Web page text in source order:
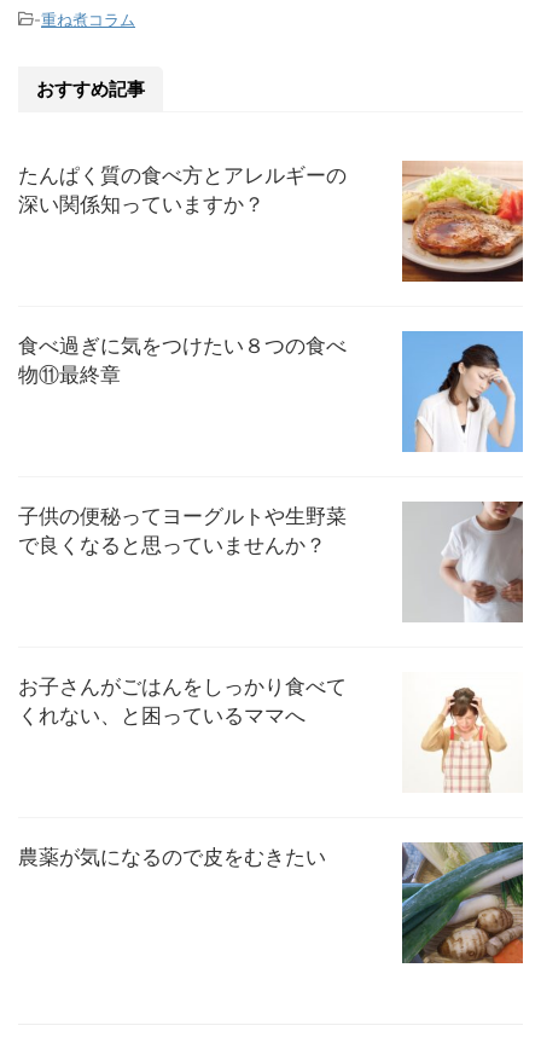
-重ね煮コラム
おすすめ記事
たんぱく質の食べ方とアレルギーの
深い関係知っていますか？
食べ過ぎに気をつけたい８つの食べ
物⑪最終章
子供の便秘ってヨーグルトや生野菜
で良くなると思っていませんか？
お子さんがごはんをしっかり食べて
くれない、と困っているママへ
農薬が気になるので皮をむきたい